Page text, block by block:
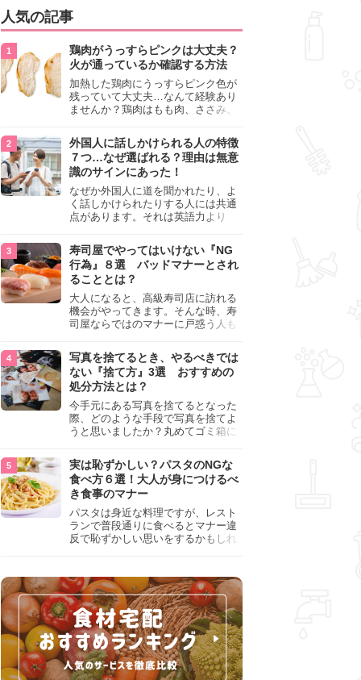
人気の記事
鶏肉がうっすらピンクは大丈夫？
火が通っているか確認する方法
加熱した鶏肉にうっすらピンク色が
残っていて大丈夫…なんて経験あり
ませんか？鶏肉はもも肉、ささみ、
わいが異なり、いろいろと楽しめる
料理ですが、鶏肉は加熱した後でも
うっすらピンク色の部分が大丈夫な
のと気になるときがあります。この
記事では生焼けか火が通っているの
かを確認する方法や、鶏肉を調理す
るときの注意点を紹介しますので、
参考にしてみてくださいね。
外国人に話しかけられる人の特徴
７つ…なぜ選ばれる？理由は無意
識のサインにあった！
なぜか外国人に道を聞かれたり、よ
く話しかけられたりする人には共通
点があります。それは英語力より
けても大丈夫」というサインが関係
しています。よく選ばれる人の特徴
や、英語が苦手でも焦らない対処
法、自分を守るための注意点を詳し
く解説します。
寿司屋でやってはいけない『NG
行為』８選 バッドマナーとされ
ることとは？
大人になると、高級寿司店に訪れる
機会がやってきます。そんな時、寿
司屋ならではのマナーに戸惑う人も
らためて寿司屋でやってはいけない
『NG行為』をチェックしましょう。
写真を捨てるとき、やるべきでは
ない『捨て方』3選 おすすめの
処分方法とは？
今手元にある写真を捨てるとなった
際、どのような手段で写真を捨てよ
うと思いましたか？丸めてゴミ箱に
真は個人情報が詰まっているので、
ただ丸めただけの状態で捨ててしま
うのは危険です。写真にすべきでは
ない捨て方をまとめているので、ぜ
ひチェックしておきましょう。
実は恥ずかしい？パスタのNGな
食べ方６選！大人が身につけるべ
き食事のマナー
パスタは身近な料理ですが、レスト
ランで普段通りに食べるとマナー違
反で恥ずかしい思いをするかもしれ
して、正しい食べ方を確認しましょ
う。大人の嗜みとして知っておきた
い新常識を解説します。